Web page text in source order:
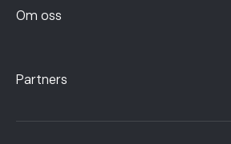
Om oss
Partners